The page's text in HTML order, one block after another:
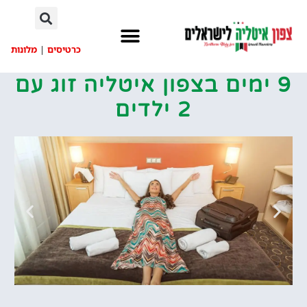
כרטיסים | מלונות
9 ימים בצפון איטליה זוג עם
2 ילדים